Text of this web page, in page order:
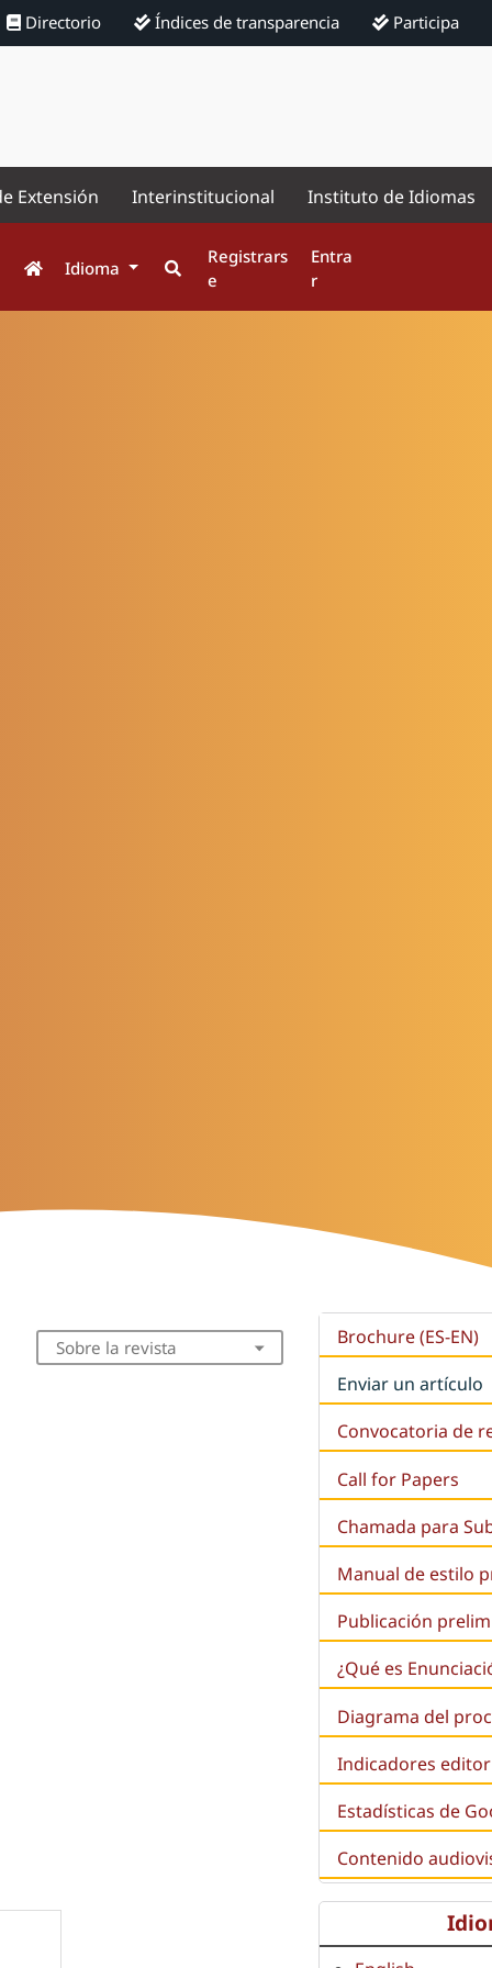
Directorio Índices de transparencia Participa
Extensión Interinstitucional Instituto de Idiomas
Idioma
Registrars
e
Entra
r
Sobre la revista
Brochure (ES-EN)
Enviar un artículo
Convocatoria de
Call for Papers
Chamada para
Manual de estilo
Publicación
¿Qué es
Diagrama del
Indicadores
Estadísticas de
Contenido